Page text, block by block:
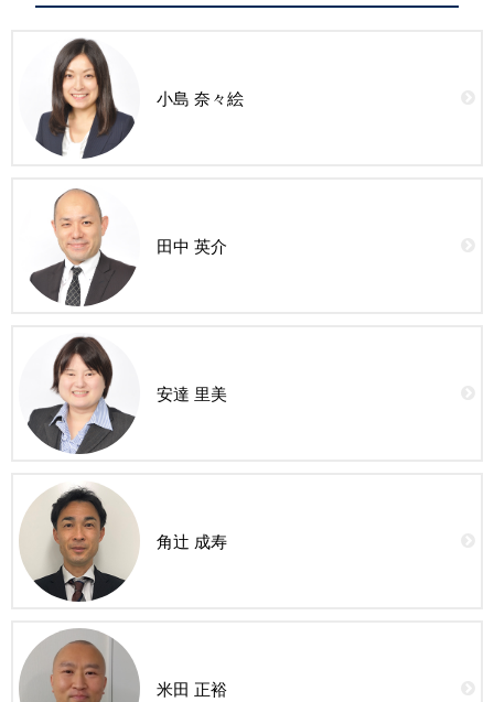
小島 奈々絵
田中 英介
安達 里美
角辻 成寿
米田 正裕